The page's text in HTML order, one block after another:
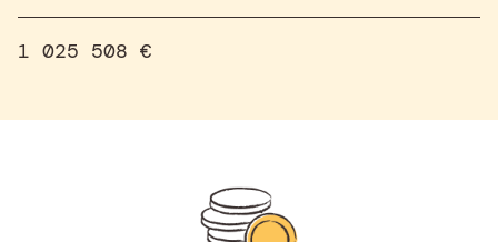
1 025 508 €